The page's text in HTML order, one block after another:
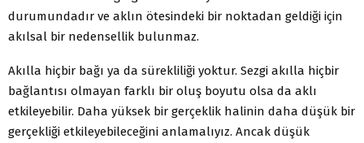
durumundadır ve aklın ötesindeki bir noktadan geldiği için
akılsal bir nedensellik bulunmaz.
Akılla hiçbir bağı ya da sürekliliği yoktur. Sezgi akılla hiçbir
bağlantısı olmayan farklı bir oluş boyutu olsa da aklı
etkileyebilir. Daha yüksek bir gerçeklik halinin daha düşük bir
gerçekliği etkileyebileceğini anlamalıyız. Ancak düşük